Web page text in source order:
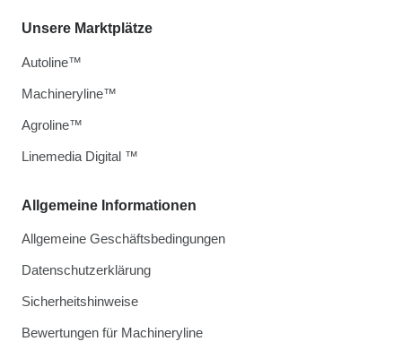
Allgemeine Informationen
Allgemeine Geschäftsbedingungen
Datenschutzerklärung
Sicherheitshinweise
Bewertungen für Machineryline
Unsere Marktplätze
Autoline™
Machineryline™
Agroline™
Linemedia Digital ™